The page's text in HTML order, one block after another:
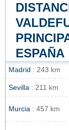
ESPAÑA
Madrid : 243 km
Sevilla : 211 km
Murcia : 457 km